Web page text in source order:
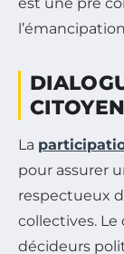
La
pour assurer
respectueux
collectives.
décideurs